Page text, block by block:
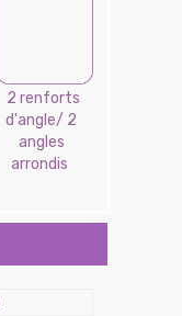
2 renforts
d'angle/ 2
angles
arrondis